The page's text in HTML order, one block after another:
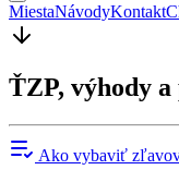
MiestaNávodyKontakt
ŤZP, výhody a
Ako vybaviť